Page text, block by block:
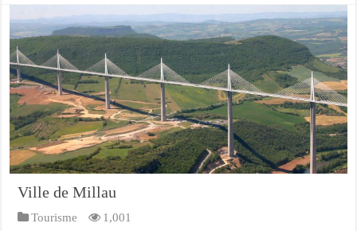
Ville de Millau
Tourisme 1,001